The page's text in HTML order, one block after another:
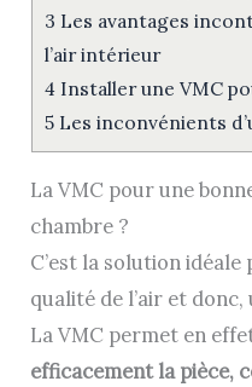
3 Les avantages
l’air intérieur
4Installer une VMC
5Les inconvénients
La VMC pour une
chambre ?
C’est la solution
qualité de l’air et
La VMC permet en
efficacement la pièce,